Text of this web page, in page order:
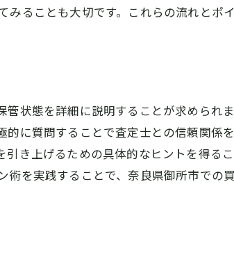
ることも大切です。これらの流れとポ
状態を詳細に説明することが求められ
に質問することで査定士との信頼関係
き上げるための具体的なヒントを得る
を実践することで、奈良県御所市での